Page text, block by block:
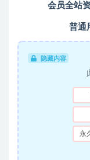
会员全站
普通
隐藏内容
永